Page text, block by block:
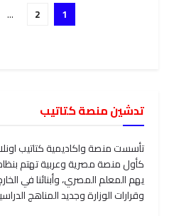
1
2
…
تدشين منصة كتاتيب
كأول منصة مصرية وعربية تهتم
يهم المعلم المصري، وأبنائنا في
وقرارات الوزارة وجديد المناهج